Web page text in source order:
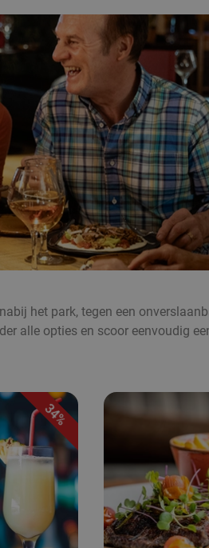
het park, tegen een
alle opties en scoor eenvoudig
34%